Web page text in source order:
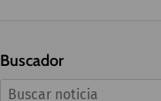
Buscador